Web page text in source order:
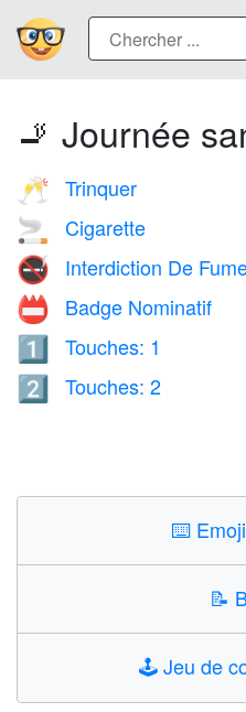
🚬 Journée
🥂 Trinquer
🚬 Cigarette
🚭 Interdiction De
📛 Badge Nominatif
1️⃣ Touches: 1
2️⃣ Touches: 2
⌨️
📝
🕹️Jeu de